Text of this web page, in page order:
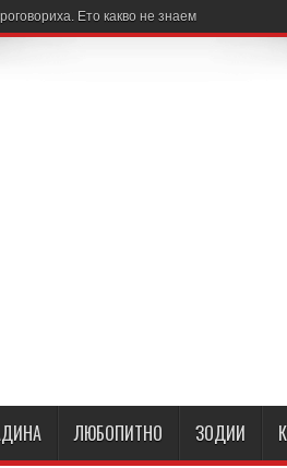
Ето какво не знаем
ЛЮБОПИТНО ЗОДИИ